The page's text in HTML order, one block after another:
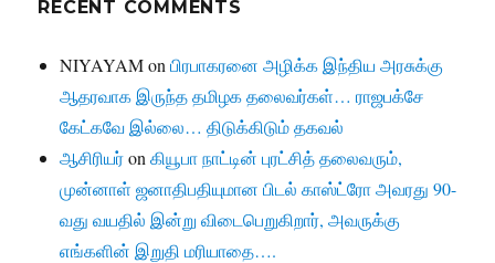
RECENT COMMENTS
NIYAYAMonபிரபாகரனை அழிக்க இந்திய அரசுக்கு
ஆதரவாக இருந்த தமிழக தலைவர்கள்… ராஜபக்சே
கேட்கவே இல்லை… திடுக்கிடும் தகவல்
ஆசிரியர்onகியூபா நாட்டின் புரட்சித் தலைவரும்,
முன்னாள் ஜனாதிபதியுமான பிடல் காஸ்ட்ரோ அவரது 90-
வது வயதில் இன்று விடைபெறுகிறார், அவருக்கு
எங்களின் இறுதி மரியாதை….